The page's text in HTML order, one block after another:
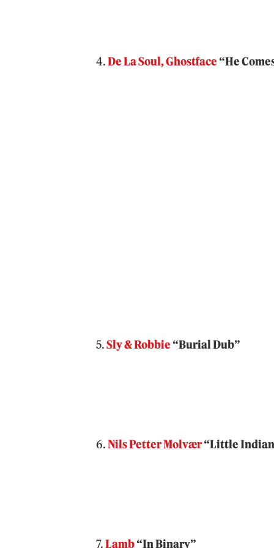
4.De La Soul, Ghostface “He
5.Sly & Robbie “Burial Dub”
6.Nils Petter Molvær“Little
7.Lamb“In Binary”